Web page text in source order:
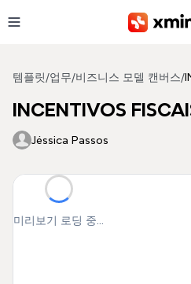
템플릿 /업무/비즈니스 모델 캔버스/
INCENTIVOS
Jéssica Passos
미리보기 로딩 중...